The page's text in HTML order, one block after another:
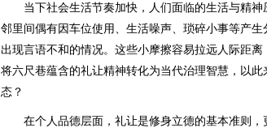
当下社会生活节奏加快，人们面临的生活与精神
邻里间偶有因车位使用、生活噪声、琐碎小事等产
出现言语不和的情况。这些小摩擦容易拉远人际距
将六尺巷蕴含的礼让精神转化为当代治理智慧，以
态？
在个人品德层面，礼让是修身立德的基本准则，